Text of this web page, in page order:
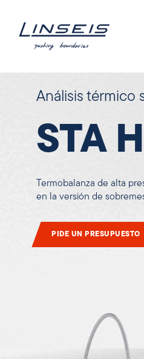
Análisis térmico
STA
Termobalanza de alta
en la versión de
PIDE UN PRESUPUESTO